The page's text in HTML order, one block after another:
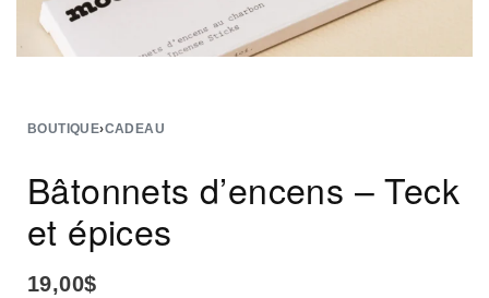
BOUTIQUE›CADEAU
Bâtonnets d’encens – Teck
et épices
19,00$